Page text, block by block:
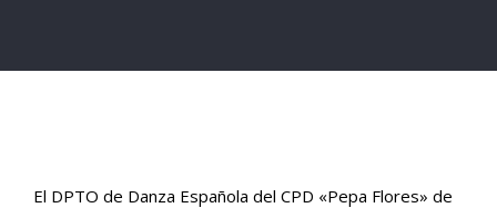
El DPTO de Danza Española del CPD «Pepa Flores» de